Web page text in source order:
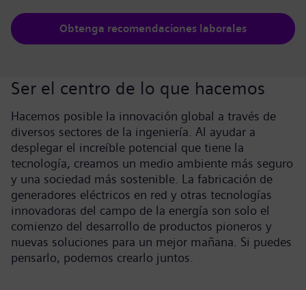
Obtenga recomendaciones laborales
Ser el centro de lo que hacemos
Hacemos posible la innovación global a través de
diversos sectores de la ingeniería. Al ayudar a
desplegar el increíble potencial que tiene la
tecnología, creamos un medio ambiente más seguro
y una sociedad más sostenible. La fabricación de
generadores eléctricos en red y otras tecnologías
innovadoras del campo de la energía son solo el
comienzo del desarrollo de productos pioneros y
nuevas soluciones para un mejor mañana. Si puedes
pensarlo, podemos crearlo juntos.